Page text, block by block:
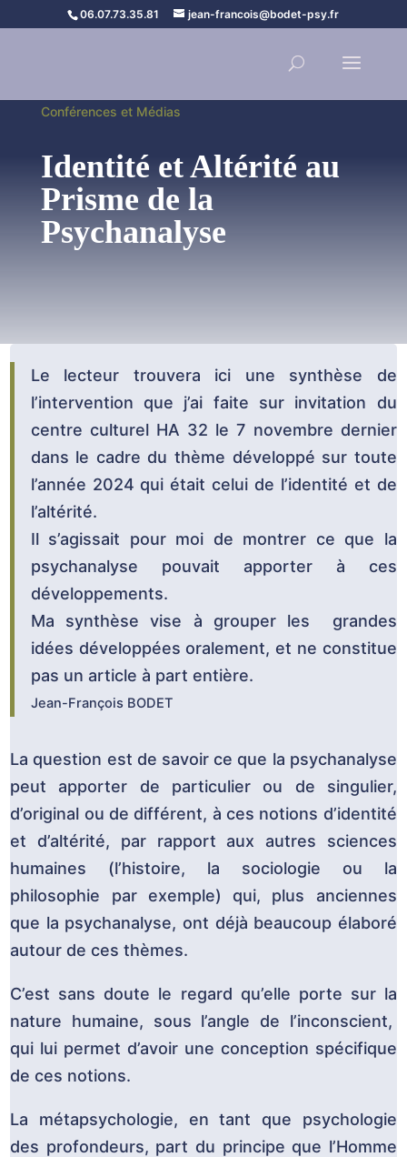
06.07.73.35.81 jean-francois@bodet-psy.fr
Conférences et Médias
Identité et Altérité au
Prisme de la
Psychanalyse
Le lecteur trouvera ici une synthèse de
l’intervention que j’ai faite sur invitation du
centre culturel HA 32 le 7 novembre dernier
dans le cadre du thème développé sur toute
l’année 2024 qui était celui de l’identité et de
l’altérité.
Il s’agissait pour moi de montrer ce que la
psychanalyse pouvait apporter à ces
développements.
Ma synthèse vise à grouper les grandes
idées développées oralement, et ne constitue
pas un article à part entière.
Jean-François BODET
La question est de savoir ce que la psychanalyse
peut apporter de particulier ou de singulier,
d’original ou de différent, à ces notions d’identité
et d’altérité, par rapport aux autres sciences
humaines (l’histoire, la sociologie ou la
philosophie par exemple) qui, plus anciennes
que la psychanalyse, ont déjà beaucoup élaboré
autour de ces thèmes.
C’est sans doute le regard qu’elle porte sur la
nature humaine, sous l’angle de l’inconscient,
qui lui permet d’avoir une conception spécifique
de ces notions.
La métapsychologie, en tant que psychologie
des profondeurs, part du principe que l’Homme